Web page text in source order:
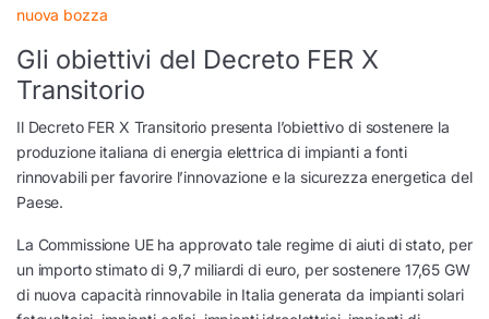
nuova bozza
Gli obiettivi del Decreto FER X
Transitorio
Il Decreto FER X Transitorio presenta l’obiettivo di sostenere la
produzione italiana di energia elettrica di impianti a fonti
rinnovabili per favorire l’innovazione e la sicurezza energetica del
Paese.
La Commissione UE ha approvato tale regime di aiuti di stato, per
un importo stimato di 9,7 miliardi di euro, per sostenere 17,65 GW
di nuova capacità rinnovabile in Italia generata da impianti solari